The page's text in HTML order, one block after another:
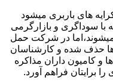
های باربری میشود
با سوداگری و بازارگرمی
میشوند،اما در شرکت حمل
حذف شده و کارشناسان
و کامیون داران مذاکره
را برایتان فراهم آورد.